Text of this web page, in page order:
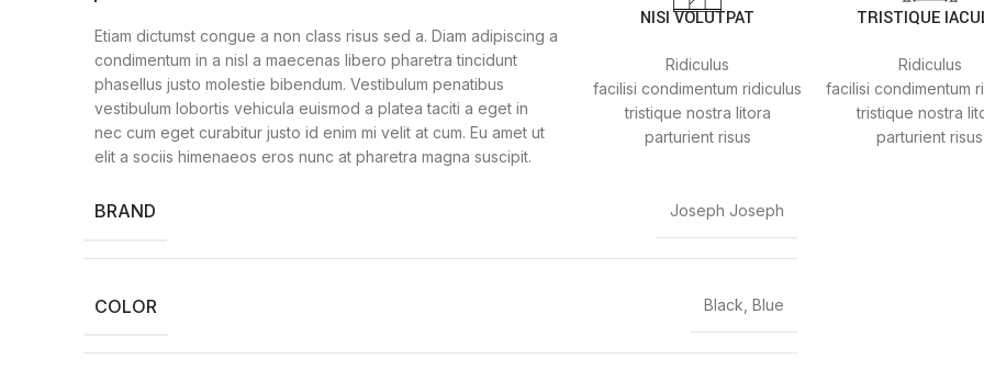
Etiam dictumst congue a non class risus sed a. Diam adipiscing a
condimentum in a nisl a maecenas libero pharetra tincidunt
phasellus justo molestie bibendum. Vestibulum penatibus
vestibulum lobortis vehicula euismod a platea taciti a eget in
nec cum eget curabitur justo id enim mi velit at cum. Eu amet ut
elit a sociis himenaeos eros nunc at pharetra magna suscipit.
NISI VOLUTPAT
Ridiculus
facilisi condimentum ridiculus
tristique nostra litora
parturient risus
TRISTIQUE
Ridiculus
facilisi condimentum
tristique nostra
parturient risus
BRAND Joseph Joseph
COLOR Black, Blue